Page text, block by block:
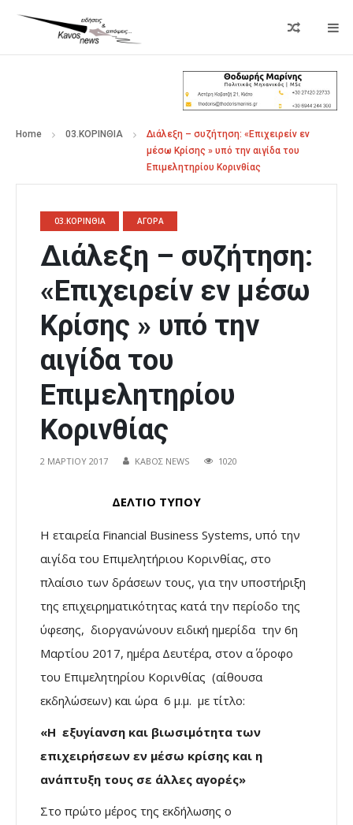
Home 03.ΚΟΡΙΝΘΙΑ
Διάλεξη – συζήτηση: «Επιχειρείν εν
μέσω Κρίσης » υπό την αιγίδα του
Επιμελητηρίου Κορινθίας
03.ΚΟΡΙΝΘΙΑ ΑΓΟΡΑ
Διάλεξη – συζήτηση:
«Επιχειρείν εν μέσω
Κρίσης » υπό την
αιγίδα του
Επιμελητηρίου
Κορινθίας
2 ΜΑΡΤΊΟΥ 2017 ΚΑΒΟΣ NEWS 1020
ΔΕΛΤΙΟ ΤΥΠΟΥ
Η εταιρεία Financial Business Systems, υπό την
αιγίδα του Επιμελητήριου Κορινθίας, στο
πλαίσιο των δράσεων τους, για την υποστήριξη
της επιχειρηματικότητας κατά την περίοδο της
ύφεσης, διοργανώνουν ειδική ημερίδα την 6η
Μαρτίου 2017, ημέρα Δευτέρα, στον α΄ όροφο
του Επιμελητηρίου Κορινθίας (αίθουσα
εκδηλώσεων) και ώρα 6 μ.μ. με τίτλο:
«Η εξυγίανση και βιωσιμότητα των
επιχειρήσεων εν μέσω κρίσης και η
ανάπτυξη τους σε άλλες αγορές»
Στο πρώτο μέρος της εκδήλωσης ο